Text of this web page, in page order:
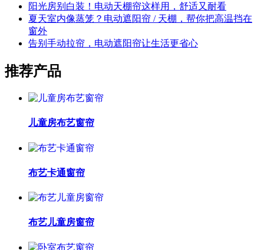
阳光房别白装！电动天棚帘这样用，舒适又耐看
夏天室内像蒸笼？电动遮阳帘 / 天棚，帮你把高温挡在
窗外
告别手动拉帘，电动遮阳帘让生活更省心
推荐产品
儿童房布艺窗帘
布艺卡通窗帘
布艺儿童房窗帘